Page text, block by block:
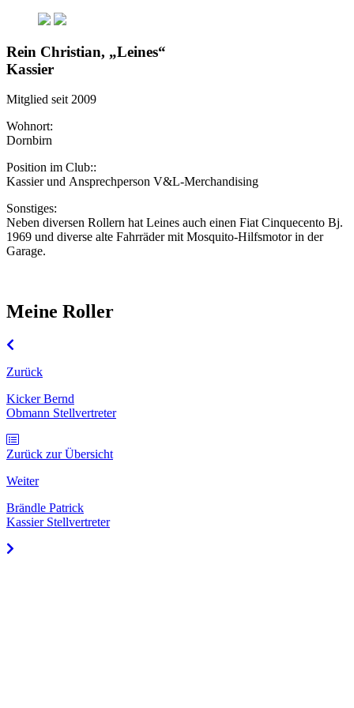
Rein Christian, „Leines“
Kassier
Mitglied seit 2009
Wohnort:
Dornbirn
Position im Club::
Kassier und Ansprechperson V&L-Merchandising
Sonstiges:
Neben diversen Rollern hat Leines auch einen Fiat Cinquecento Bj.
1969 und diverse alte Fahrräder mit Mosquito-Hilfsmotor in der
Garage.
Meine Roller
Zurück
Kicker Bernd
Obmann Stellvertreter
Zurück zur Übersicht
Weiter
Brändle Patrick
Kassier Stellvertreter